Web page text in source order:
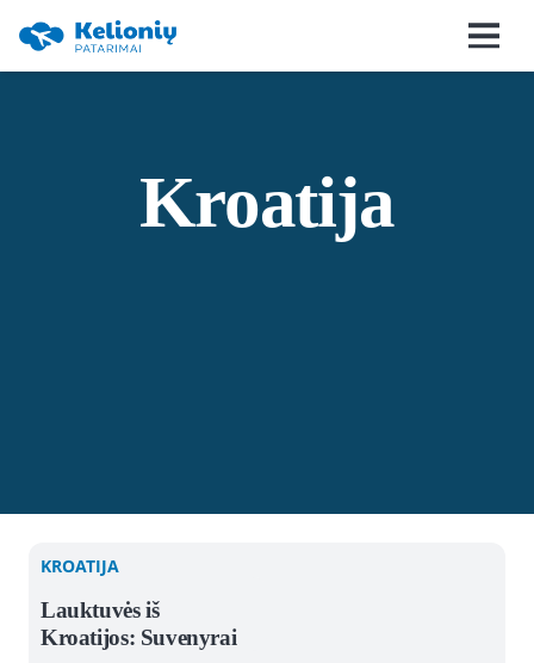
Kroatija
KROATIJA
Lauktuvės iš
Kroatijos: Suvenyrai